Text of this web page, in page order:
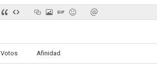
Votos Afinidad